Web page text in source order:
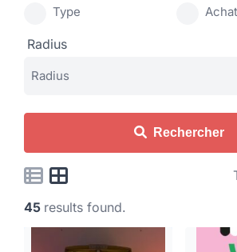
Type Achat
Radius
Rechercher
45 results found.